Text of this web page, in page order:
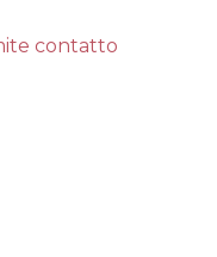
contatto